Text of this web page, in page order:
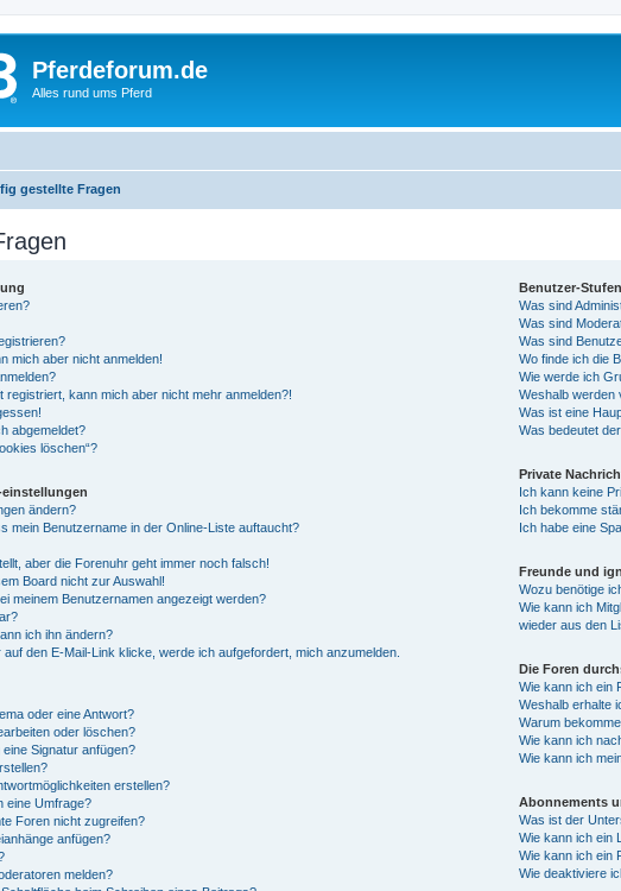
Pferdeforum.de
Alles rund ums Pferd
gestellte Fragen
mich aber nicht anmelden!
registriert, kann mich aber nicht mehr anmelden?!
abgemeldet?
löschen“?
ändern?
mein Benutzername in der Online-Liste auftaucht?
aber die Forenuhr geht immer noch falsch!
Board nicht zur Auswahl!
meinem Benutzernamen angezeigt werden?
ich ihn ändern?
den E-Mail-Link klicke, werde ich aufgefordert, mich anzumelden.
oder eine Antwort?
oder löschen?
Signatur anfügen?
erstellen?
eine Umfrage?
Foren nicht zugreifen?
anfügen?
melden?
Benutzer-
Was sind
Was sind
Was sind
Wo finde ich die
Wie werde ich
Weshalb werden
Was ist eine
Was bedeutet
Private
Ich kann keine
Ich bekomme
Ich habe eine
Freunde und
Wozu benötige
Wie kann ich
wieder aus den
Die Foren
Wie kann ich ein
Weshalb erhalte
Warum
Wie kann ich
Wie kann ich
Abonnements
Was ist der
Wie kann ich ein
Wie kann ich ein
Wie deaktiviere